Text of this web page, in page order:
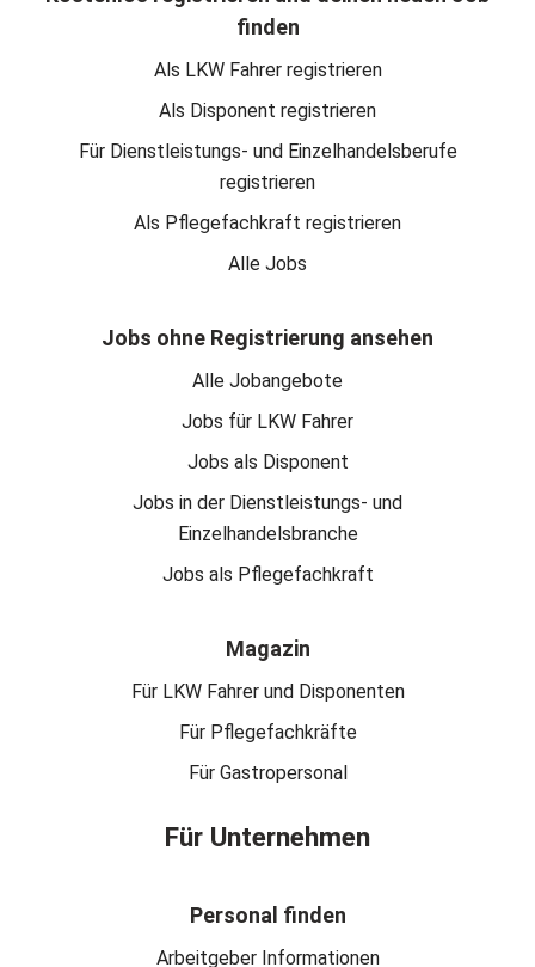
finden
Als LKW Fahrer registrieren
Als Disponent registrieren
Für Dienstleistungs- und Einzelhandelsberufe
registrieren
Als Pflegefachkraft registrieren
Alle Jobs
Jobs ohne Registrierung ansehen
Alle Jobangebote
Jobs für LKW Fahrer
Jobs als Disponent
Jobs in der Dienstleistungs- und
Einzelhandelsbranche
Jobs als Pflegefachkraft
Magazin
Für LKW Fahrer und Disponenten
Für Pflegefachkräfte
Für Gastropersonal
Für Unternehmen
Personal finden
Arbeitgeber Informationen